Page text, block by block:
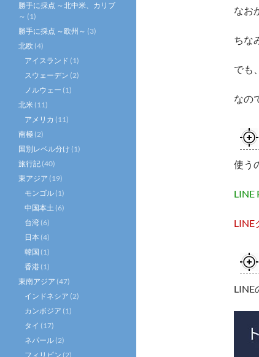
なお
ちな
でも
なの
使う
LINE
LINE
LINE
勝手に採点 ～北中米、カリブ
～ (1)
勝手に採点 ～欧州～ (3)
北欧 (4)
アイスランド (1)
スウェーデン (2)
ノルウェー (1)
北米 (11)
アメリカ (11)
南極 (2)
国別レベル分け (1)
旅行記 (40)
東アジア (19)
モンゴル (1)
中国本土 (6)
台湾 (6)
日本 (4)
韓国 (1)
香港 (1)
東南アジア (47)
インドネシア (2)
カンボジア (1)
タイ (17)
ネパール (2)
フィリピン (2)